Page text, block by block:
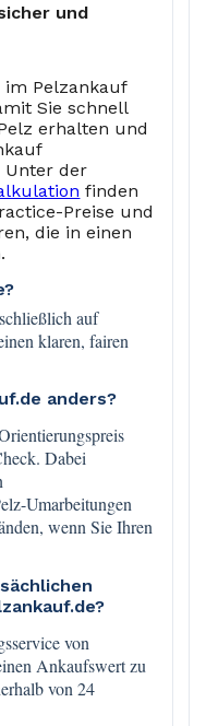
und
im Pelzankauf
Sie schnell
erhalten und
Unter der
finden
Preise und
die in einen
auf
klaren, fairen
anders?
Dabei
Umarbeitungen
wenn Sie Ihren
von
Ankaufswert zu
von 24